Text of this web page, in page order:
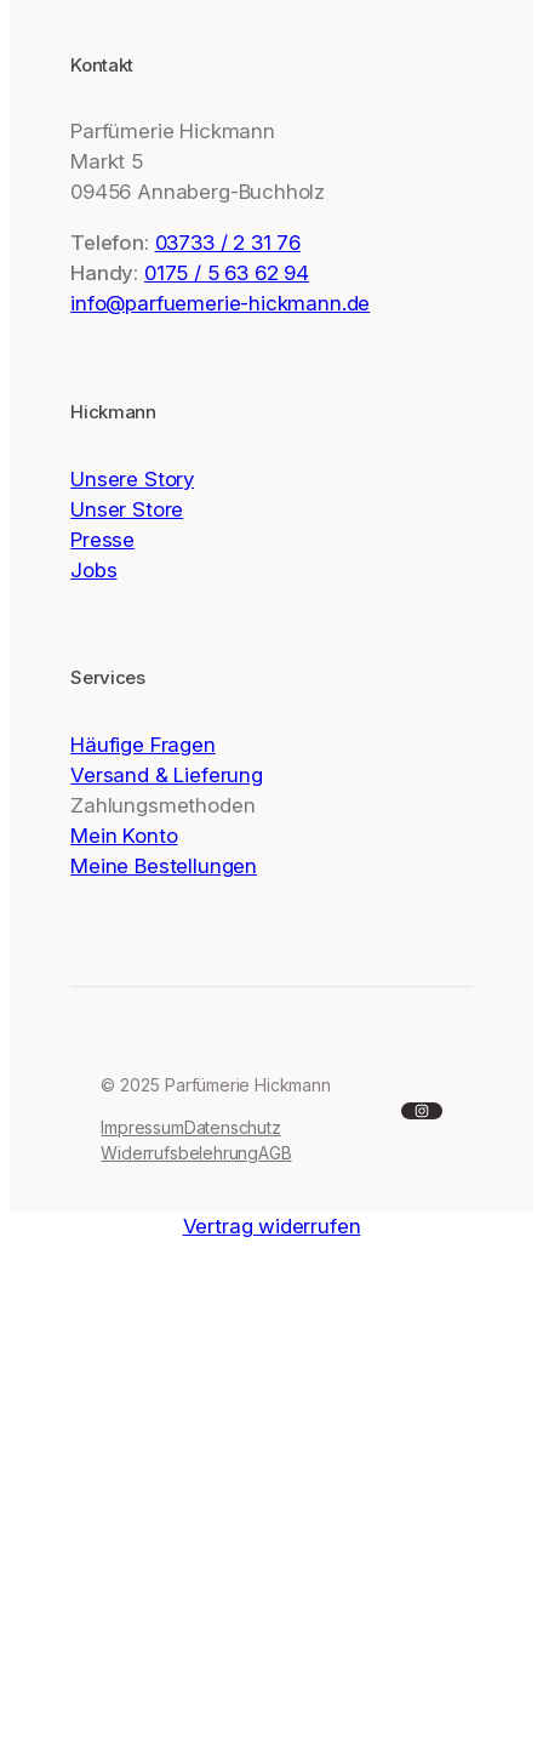
Kontakt
Parfümerie Hickmann
Markt 5
09456 Annaberg-Buchholz
Telefon: 03733 / 2 31 76
Handy: 0175 / 5 63 62 94
info@parfuemerie-hickmann.de
Hickmann
Unsere Story
Unser Store
Presse
Jobs
Services
Häufige Fragen
Versand & Lieferung
Zahlungsmethoden
Mein Konto
Meine Bestellungen
© 2025 Parfümerie Hickmann
ImpressumDatenschutz
WiderrufsbelehrungAGB
Instagram
Vertrag widerrufen